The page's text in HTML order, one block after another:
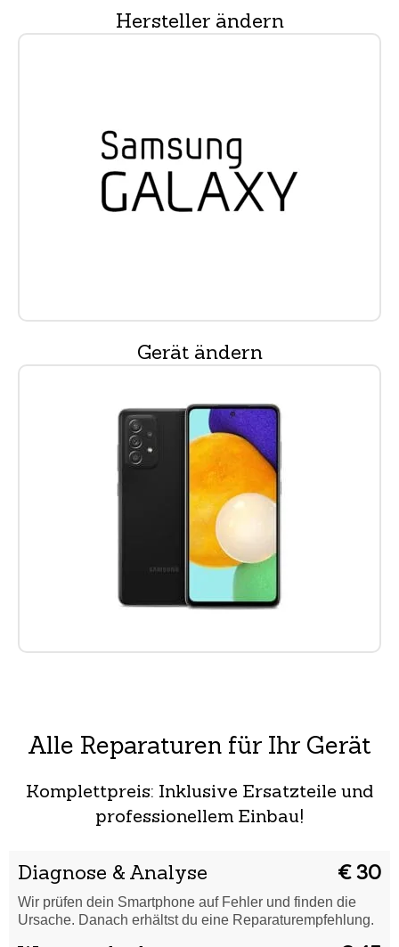
Hersteller ändern
Gerät ändern
Alle Reparaturen für Ihr Gerät
Komplettpreis: Inklusive Ersatzteile und
professionellem Einbau!
Diagnose & Analyse € 30
Wir prüfen dein Smartphone auf Fehler und finden die
Ursache. Danach erhältst du eine Reparaturempfehlung.